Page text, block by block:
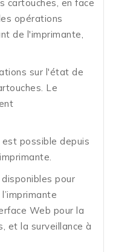
cartouches, en face
opérations
de l'imprimante,
sur l'état de
Le
possible depuis
pour
Web pour la
et la surveillance à